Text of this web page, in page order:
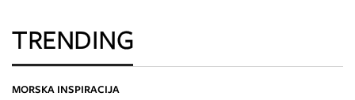
TRENDING
MORSKA INSPIRACIJA